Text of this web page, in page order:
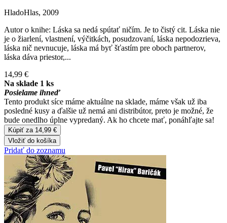
HladoHlas, 2009
Autor o knihe: Láska sa nedá spútať ničím. Je to čistý cit. Láska nie
je o žiarlení, vlastnení, výčitkách, posudzovaní, láska nepodozrieva,
láska nič nevnucuje, láska má byť šťastím pre oboch partnerov,
láska dáva priestor,...
14,99 €
Na sklade 1 ks
Posielame ihneď
Tento produkt síce máme aktuálne na sklade, máme však už iba
posledné kusy a ďalšie už nemá ani distribútor, preto je možné, že
bude onedlho úplne vypredaný. Ak ho chcete mať, ponáhľajte sa!
Kúpiť za 14,99 €
Vložiť do košíka
Pridať do zoznamu